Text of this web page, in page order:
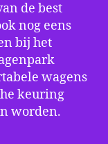
de best
nog eens
bij het
wagens
keuring
worden.